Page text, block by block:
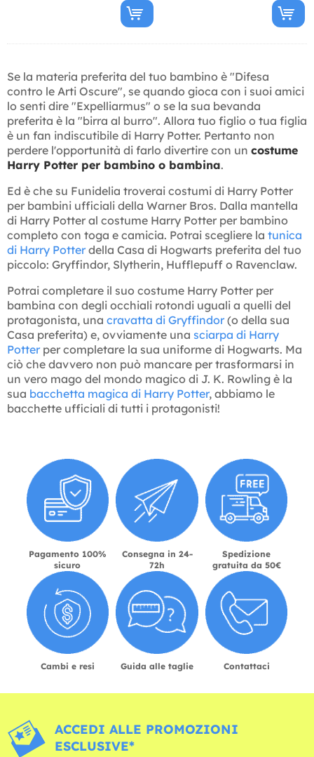
Se la materia preferita del tuo bambino è "Difesa
contro le Arti Oscure", se quando gioca con i suoi amici
lo senti dire "Expelliarmus" o se la sua bevanda
preferita è la "birra al burro". Allora tuo figlio o tua figlia
è un fan indiscutibile di Harry Potter. Pertanto non
perdere l'opportunità di farlo divertire con un costume
Harry Potter per bambino o bambina.
Ed è che su Funidelia troverai costumi di Harry Potter
per bambini ufficiali della Warner Bros. Dalla mantella
di Harry Potter al costume Harry Potter per bambino
completo con toga e camicia. Potrai scegliere la tunica
di Harry Potter della Casa di Hogwarts preferita del tuo
piccolo: Gryffindor, Slytherin, Hufflepuff o Ravenclaw.
Potrai completare il suo costume Harry Potter per
bambina con degli occhiali rotondi uguali a quelli del
protagonista, una cravatta di Gryffindor (o della sua
Casa preferita) e, ovviamente una sciarpa di Harry
Potter per completare la sua uniforme di Hogwarts. Ma
ciò che davvero non può mancare per trasformarsi in
un vero mago del mondo magico di J. K. Rowling è la
sua bacchetta magica di Harry Potter, abbiamo le
bacchette ufficiali di tutti i protagonisti!
Pagamento 100%
sicuro
Consegna in 24-
72h
Spedizione
gratuita da 50€
Cambi e resi Guida alle taglie Contattaci
ACCEDI ALLE PROMOZIONI
ESCLUSIVE*